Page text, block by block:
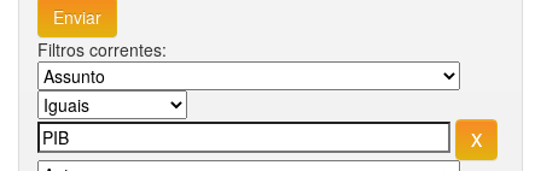
Filtros correntes: